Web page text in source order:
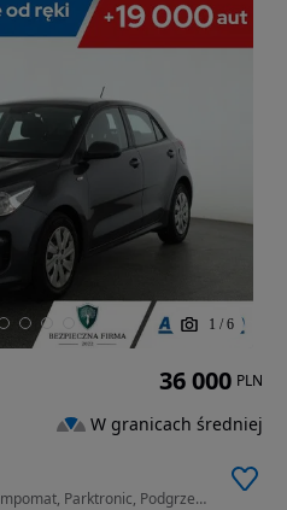
1 / 6
1248 cm3 • 84 KM • 1.25 CVVT, Tempomat, Parktronic, Podgrzewane siedzienia
36 000 PLN
W granicach średniej